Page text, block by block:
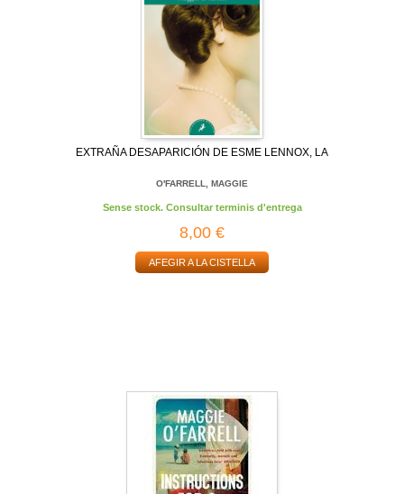
EXTRAÑA DESAPARICIÓN DE ESME LENNOX, LA
O'FARRELL, MAGGIE
Sense stock. Consultar terminis d'entrega
8,00 €
AFEGIR A LA CISTELLA